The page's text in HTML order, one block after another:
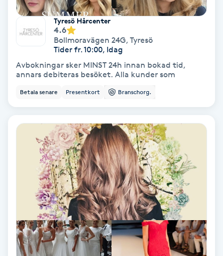
Skäggklippning
Sockring
Spa manikyr & pedikyr
Spa-manikyr
Spa-pedikyr
Tyresö Hårcenter
4.6
Bollmoravägen 24G, Tyresö
Tider fr. 10:00, Idag
Avbokningar sker MINST 24h innan bokad tid,
annars debiteras besöket. Alla kunder som
Betala senare Presentkort Branschorg.